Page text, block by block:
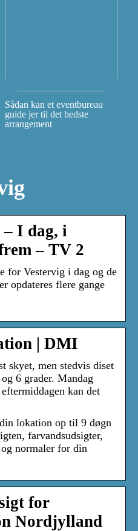
Sådan kan et eventbureau
guide jer til det bedste
arrangement
I dag, i
– TV 2
for Vestervig i dag og de
opdateres flere gange
| DMI
skyet, men stedvis diset
6 grader. Mandag
kan det
lokation op til 9 døgn
farvandsudsigter,
normaler for din
for
Nordjylland